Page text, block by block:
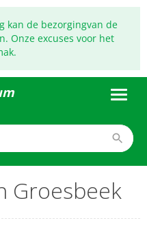
kan de bezorgingvan de
Onze excuses voor het
Groesbeek